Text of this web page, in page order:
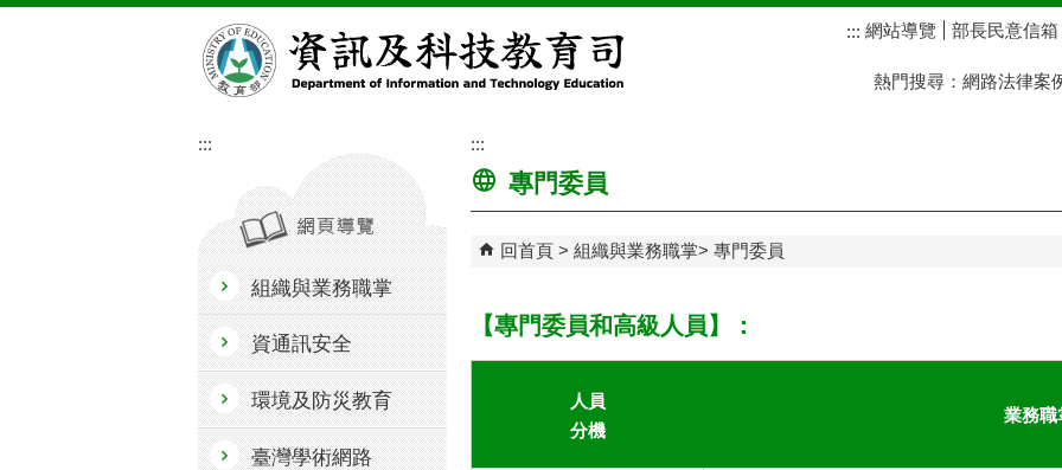
::: 網站導覽 部長民意信箱
熱門搜尋： 網路法律案
:::
組織與業務職掌
資通訊安全
環境及防災教育
臺灣學術網路
:::
專門委員
回首頁 組織與業務職掌 專門委員
人員
分機
業務職
【專門委員和高級人員】：